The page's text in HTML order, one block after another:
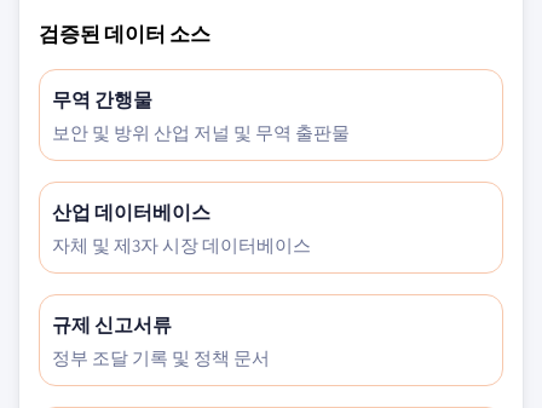
검증된 데이터 소스
무역 간행물
보안 및 방위 산업 저널 및 무역 출판물
산업 데이터베이스
자체 및 제3자 시장 데이터베이스
규제 신고서류
정부 조달 기록 및 정책 문서